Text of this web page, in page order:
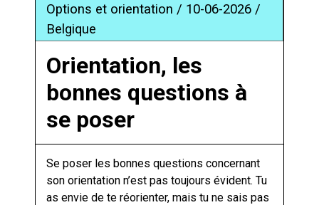
Options et orientation / 10-06-2026 /
Belgique
Orientation, les
bonnes questions à
se poser
Se poser les bonnes questions concernant
son orientation n’est pas toujours évident. Tu
as envie de te réorienter, mais tu ne sais pas